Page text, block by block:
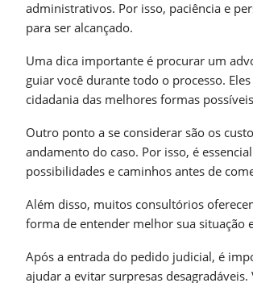
administrativos. Por isso, paciência e
para ser alcançado.
Uma dica importante é procurar um
guiar você durante todo o processo.
cidadania das melhores formas
Outro ponto a se considerar são os
andamento do caso. Por isso, é
possibilidades e caminhos antes de
Além disso, muitos consultórios
forma de entender melhor sua situação
Após a entrada do pedido judicial, é
ajudar a evitar surpresas